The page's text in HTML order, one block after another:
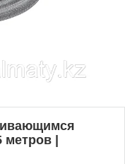
метров |